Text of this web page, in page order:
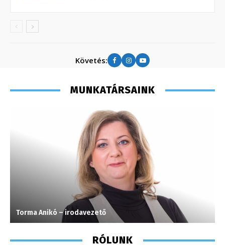
Követés:
MUNKATÁRSAINK
Torma Anikó – irodavezető
RÓLUNK